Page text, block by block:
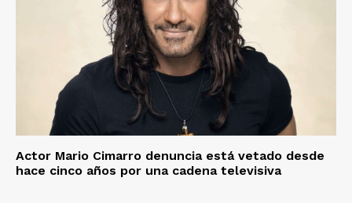
Actor Mario Cimarro denuncia está vetado desde
hace cinco años por una cadena televisiva